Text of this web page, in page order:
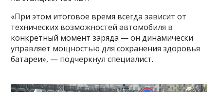
«При этом итоговое время всегда зависит от
технических возможностей автомобиля в
конкретный момент заряда — он динамически
управляет мощностью для сохранения здоровья
батареи», — подчеркнул специалист.